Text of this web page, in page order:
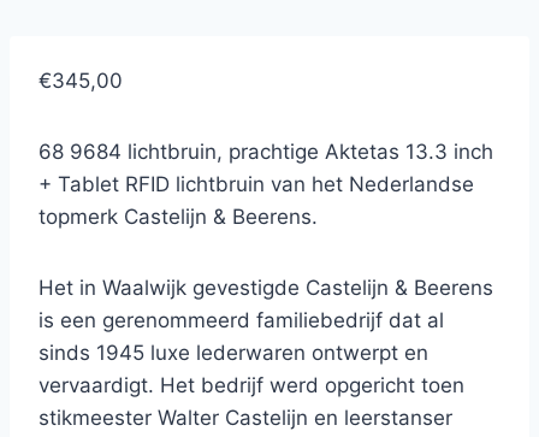
€345,00
68 9684 lichtbruin, prachtige Aktetas 13.3 inch
+ Tablet RFID lichtbruin van het Nederlandse
topmerk Castelijn & Beerens.
Het in Waalwijk gevestigde Castelijn & Beerens
is een gerenommeerd familiebedrijf dat al
sinds 1945 luxe lederwaren ontwerpt en
vervaardigt. Het bedrijf werd opgericht toen
stikmeester Walter Castelijn en leerstanser